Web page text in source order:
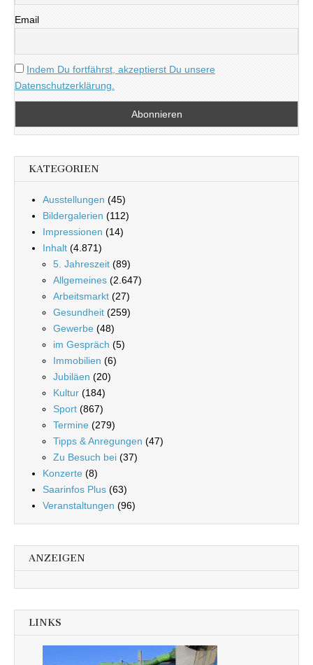
Email
Indem Du fortfährst, akzeptierst Du unsere
Datenschutzerklärung.
KATEGORIEN
Ausstellungen (45)
Bildergalerien (112)
Impressionen (14)
Inhalt (4.871)
5. Jahreszeit (89)
Allgemeines (2.647)
Arbeitsmarkt (27)
Gesundheit (259)
Gewerbe (48)
im Gespräch (5)
Immobilien (6)
Jubiläen (20)
Kultur (184)
Sport (867)
Termine (279)
Tipps & Anregungen (47)
Zu Besuch bei (37)
Konzerte (8)
Saarinfos Plus (63)
Veranstaltungen (96)
ANZEIGEN
LINKS